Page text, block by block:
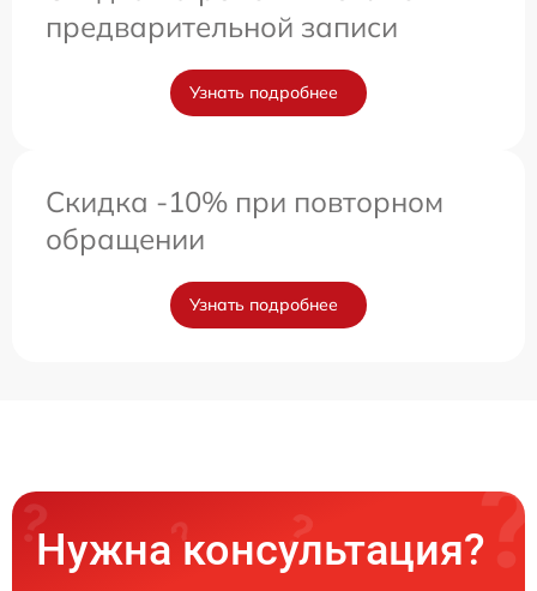
предварительной записи
Узнать подробнее
Скидка -10% при повторном
обращении
Узнать подробнее
Нужна консультация?